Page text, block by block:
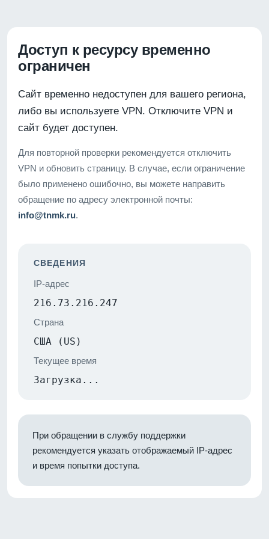
Доступ к ресурсу временно
ограничен
Сайт временно недоступен для вашего региона,
либо вы используете VPN. Отключите VPN и
сайт будет доступен.
Для повторной проверки рекомендуется отключить
VPN и обновить страницу. В случае, если ограничение
было применено ошибочно, вы можете направить
обращение по адресу электронной почты:
info@tnmk.ru.
СВЕДЕНИЯ
IP-адрес
216.73.216.247
Страна
США (US)
Текущее время
Загрузка...
При обращении в службу поддержки
рекомендуется указать отображаемый IP-адрес
и время попытки доступа.